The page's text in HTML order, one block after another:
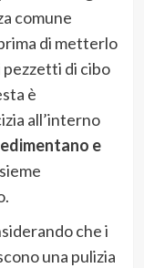
comune
di metterlo
pezzetti di cibo
è
all’interno
e
che i
una pulizia